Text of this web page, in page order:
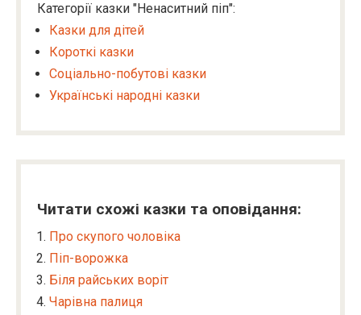
Категорії казки "Ненаситний піп":
Казки для дітей
Короткі казки
Соціально-побутові казки
Українські народні казки
Читати схожі казки та оповідання:
Про скупого чоловіка
Піп-ворожка
Біля райських воріт
Чарівна палиця